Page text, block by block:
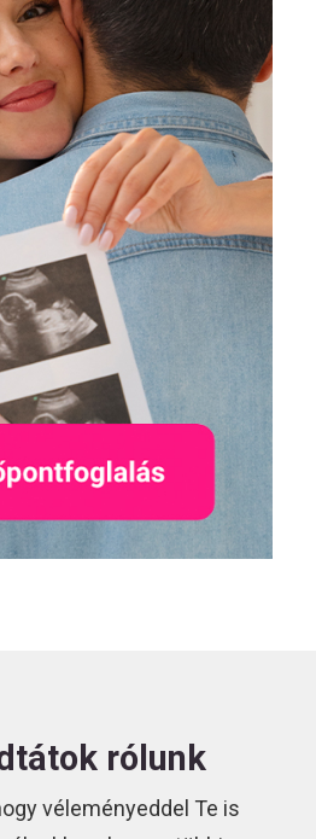
rólunk
véleményeddel Te is